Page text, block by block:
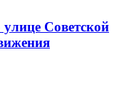
Советской